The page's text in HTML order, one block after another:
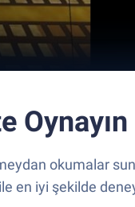
Oynayın
okumalar
en iyi şekilde